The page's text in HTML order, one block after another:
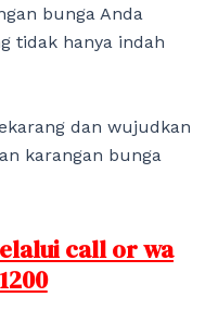
bunga Anda
tidak hanya indah
dan wujudkan
karangan bunga
call or wa